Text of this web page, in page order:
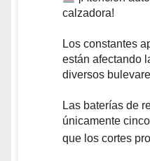
calzadora!
Los constantes
están afectando
diversos
Las baterías de
únicamente
que los cortes